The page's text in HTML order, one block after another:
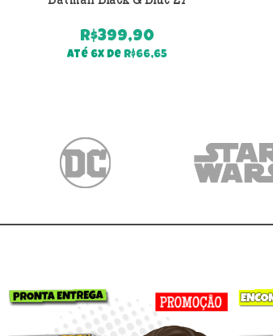
R$399,90
Até 6x de R$66,65